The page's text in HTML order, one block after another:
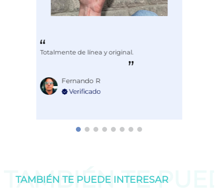
Totalmente de línea y original.
Fernando R
TAMBIÉN TE
TAMBIÉN TE PUEDE INTERESAR